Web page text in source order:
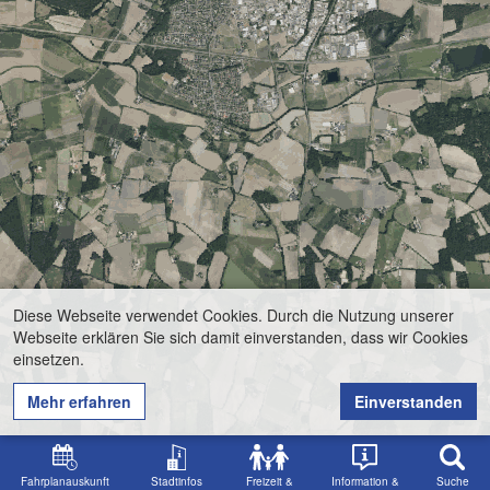
Fahrplanauskunft Stadtinfos
Freizeit &
Information &
Suche
Diese Webseite verwendet Cookies. Durch die Nutzung unserer
Webseite erklären Sie sich damit einverstanden, dass wir Cookies
einsetzen.
Mehr erfahren
Einverstanden